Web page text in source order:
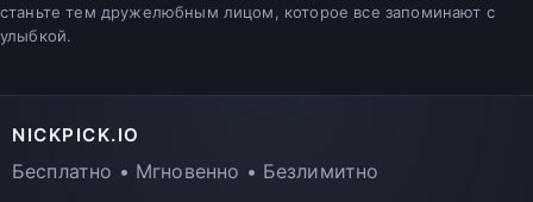
станьте тем дружелюбным лицом, которое все запоминают с
улыбкой.
NICKPICK.IO
Бесплатно • Мгновенно • Безлимитно